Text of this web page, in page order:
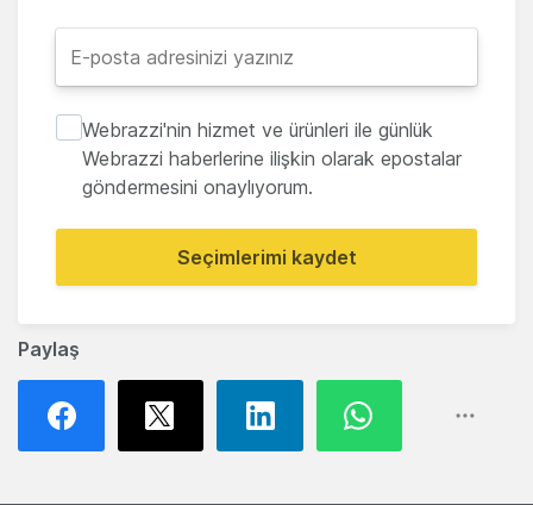
Paylaş
Webrazzi'nin hizmet ve ürünleri ile günlük
Webrazzi haberlerine ilişkin olarak epostalar
göndermesini onaylıyorum.
Seçimlerimi kaydet